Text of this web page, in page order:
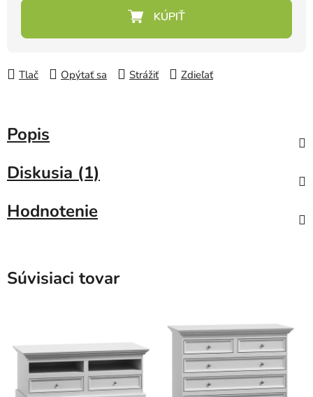
Tlač Opýtať sa Strážiť Zdieľať
Popis
Diskusia (1)
Hodnotenie
Súvisiaci tovar